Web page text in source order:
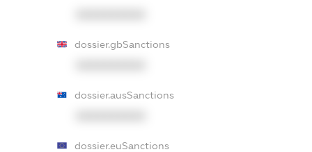
dossier.gbSanctions
dossier.ausSanctions
dossier.euSanctions